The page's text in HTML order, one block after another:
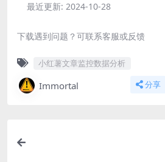
最近更新: 2024-10-28
下载遇到问题？可联系客服或反馈
小红薯文章监控数据分析
Immortal 分享